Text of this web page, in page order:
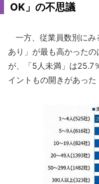
OK」の不思議
一方、従業員数別にみ
あり」が最も高かった
が、「5人未満」は25.7
イントもの開きがあった